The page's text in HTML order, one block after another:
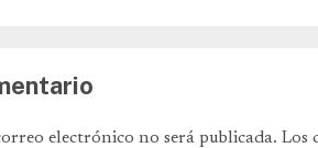
electrónico no será publicada. Los